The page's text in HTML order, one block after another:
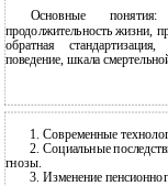
Основные понятия:
продолжительность жизни,
обратная
поведение, шкала
1. Современные
2. Социальные
гнозы.
3. Изменение